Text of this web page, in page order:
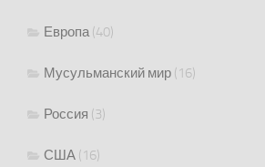
Европа (40)
Мусульманский мир (16)
Россия (3)
США (16)